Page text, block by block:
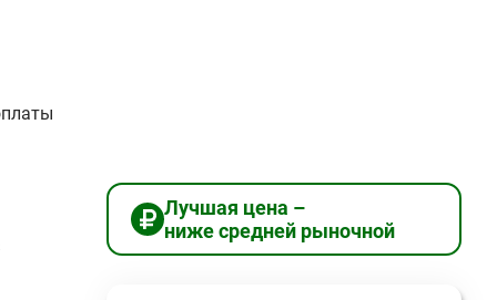
Лучшая цена –
ниже средней рыночной